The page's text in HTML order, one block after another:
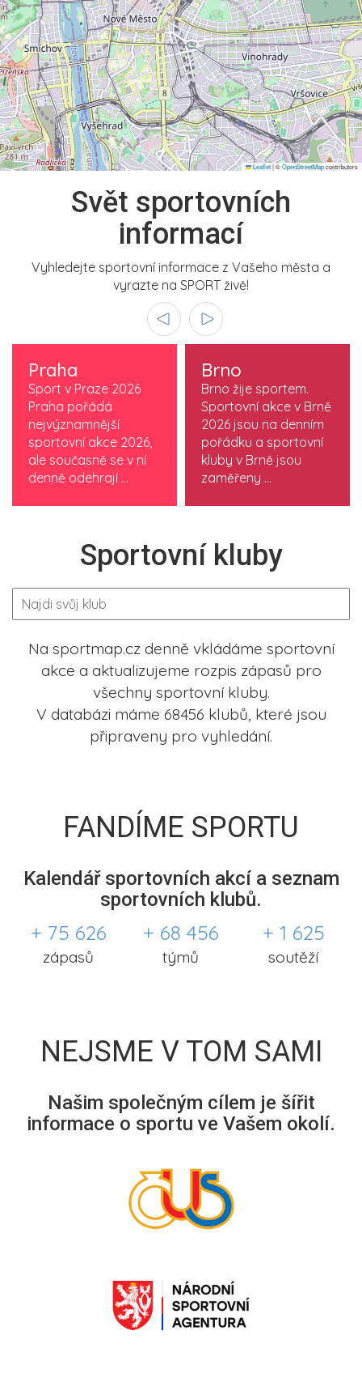
Leaflet|©OpenStreetMapcontributors
Svět sportovních
informací
Vyhledejte sportovní informace z Vašeho města a
vyrazte na SPORT živě!
Praha
Sport v Praze 2026
Praha pořádá
nejvýznamnější
sportovní akce 2026,
ale současně se v ní
denně odehrají ...
Brno
Brno žije sportem.
Sportovní akce v Brně
2026 jsou na denním
pořádku a sportovní
kluby v Brně jsou
zaměřeny ...
Sportovní kluby
Na sportmap.cz denně vkládáme sportovní
akce a aktualizujeme rozpis zápasů pro
všechny sportovní kluby.
V databázi máme 68456 klubů, které jsou
připraveny pro vyhledání.
FANDÍME SPORTU
Kalendář sportovních akcí a seznam
sportovních klubů.
+ 75 626
zápasů
+ 68 456
týmů
+ 1 625
soutěží
NEJSME V TOM SAMI
Našim společným cílem je šířit
informace o sportu ve Vašem okolí.